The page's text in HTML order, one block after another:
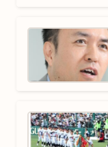
宝石店の下見をし
みんなで大家さん
釣...
ゼンゼロのベーグ